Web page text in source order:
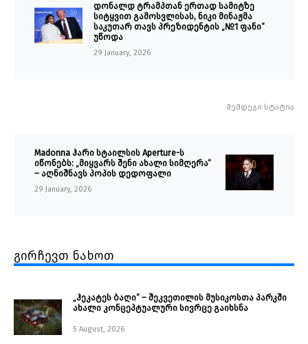
დონალდ ტრამპთან ერთად სამიტზე
სიტყვით გამოსვლისას, ნიკი მინაჟმა
საკუთარ თავს პრეზიდენტის „№1 ფანი“
უწოდა
29 January, 2026
შემდეგი სტატია
Madonna ჰარი სტაილსის Aperture-ს
იწონებს: „მიყვარს შენი ახალი სიმღერა“
– აღნიშნავს პოპის დედოფალი
29 January, 2026
გირჩევთ ნახოთ
„ჰეკატეს ბაღი“ – შეკვეთილის მუსიკოსთა პარკში
ახალი კონცეპტუალური სივრცე გაიხსნა ￼
5 August, 2026